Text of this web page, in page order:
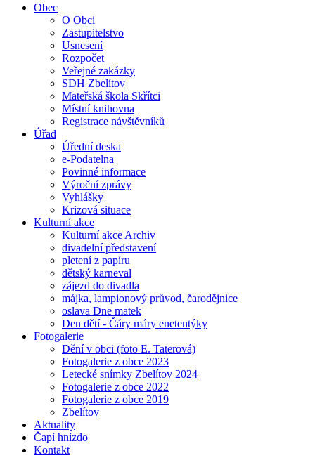
Obec
O Obci
Zastupitelstvo
Usnesení
Rozpočet
Veřejné zakázky
SDH Zbelítov
Mateřská škola Skřítci
Místní knihovna
Registrace návštěvníků
Úřad
Úřední deska
e-Podatelna
Povinné informace
Výroční zprávy
Vyhlášky
Krizová situace
Kulturní akce
Kulturní akce Archiv
divadelní představení
pletení z papíru
dětský karneval
zájezd do divadla
májka, lampionový průvod, čarodějnice
oslava Dne matek
Den dětí - Čáry máry enetentýky
Fotogalerie
Dění v obci (foto E. Taterová)
Fotogalerie z obce 2023
Letecké snímky Zbelítov 2024
Fotogalerie z obce 2022
Fotogalerie z obce 2019
Zbelítov
Aktuality
Čapí hnízdo
Kontakt